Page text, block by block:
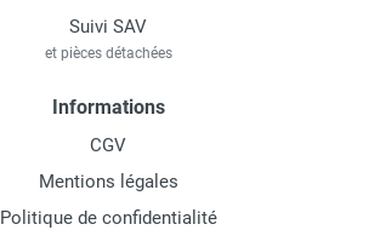
Suivi SAV
et pièces détachées
Informations
CGV
Mentions légales
Politique de confidentialité